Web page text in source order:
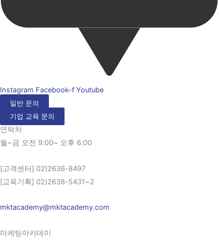
Instagram Facebook-f Youtube
일반 문의
기업 교육 문의
연락처
월~금 오전 9:00~ 오후 6:00
[고객센터] 02)2636-8497
[교육기획] 02)2638-5431~2
mktacademy@mktacademy.com
마케팅아카데미